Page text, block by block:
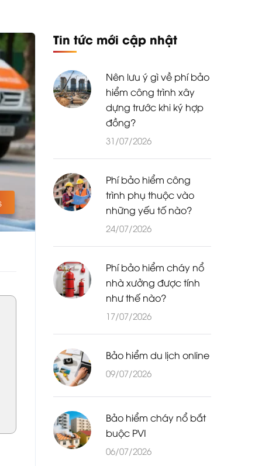
Tin tức mới cập nhật
Nên lưu ý gì về phí bảo
hiểm công trình xây
dựng trước khi ký hợp
đồng?
31/07/2026
Phí bảo hiểm công
trình phụ thuộc vào
những yếu tố nào?
24/07/2026
Phí bảo hiểm cháy nổ
nhà xưởng được tính
như thế nào?
17/07/2026
Bảo hiểm du lịch online
09/07/2026
Bảo hiểm cháy nổ bắt
buộc PVI
06/07/2026